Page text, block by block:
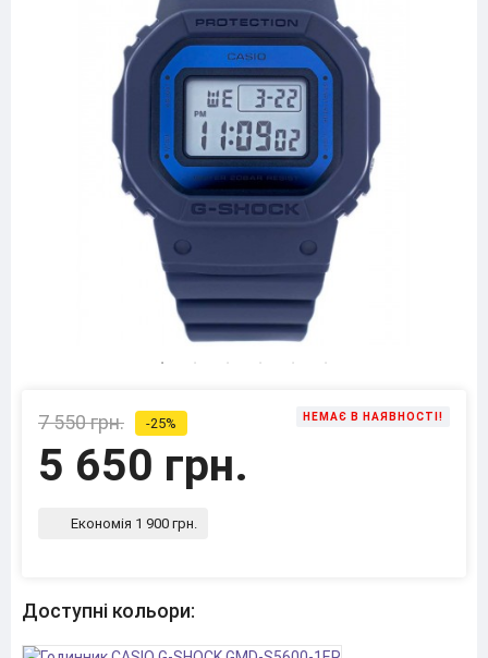
7 550 грн. -25%
5 650 грн.
НЕМАЄ В НАЯВНОСТІ!
Економія 1 900 грн.
Доступні кольори: